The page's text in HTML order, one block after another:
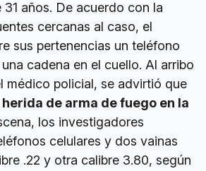
31 años. De acuerdo con la
cercanas al caso, el
sus pertenencias un teléfono
cadena en el cuello. Al arribo
médico policial, se advirtió que
de arma de fuego en la
los investigadores
celulares y dos vainas
.22 y otra calibre 3.80, según